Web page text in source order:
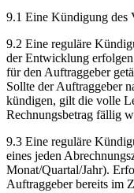
9.1 Eine Kündigung des
9.2 Eine reguläre
der Entwicklung
für den Auftraggeber
Sollte der Auftraggeber
kündigen, gilt die volle
Rechnungsbetrag fällig
9.3 Eine reguläre
eines jeden
Monat/Quartal/Jahr).
Auftraggeber bereits im